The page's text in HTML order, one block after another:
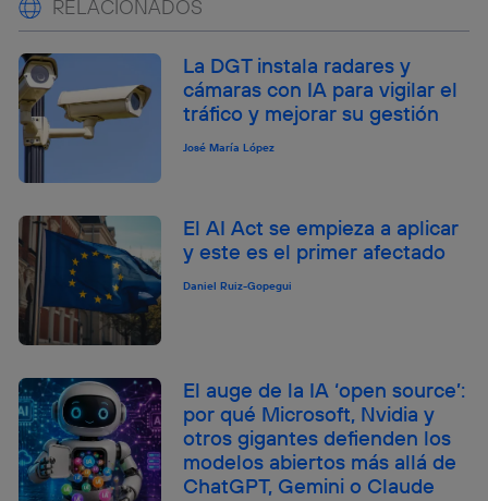
RELACIONADOS
La DGT instala radares y
cámaras con IA para vigilar el
tráfico y mejorar su gestión
José María López
El AI Act se empieza a aplicar
y este es el primer afectado
Daniel Ruiz-Gopegui
El auge de la IA ‘open source’:
por qué Microsoft, Nvidia y
otros gigantes defienden los
modelos abiertos más allá de
ChatGPT, Gemini o Claude